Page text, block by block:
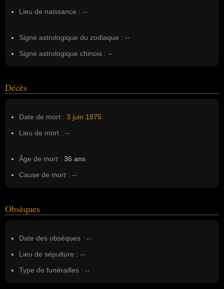
Lieu de naissance : --
Signe astrologique du zodiaque : --
Signe astrologique chinois : --
Décès
Date de mort : 3 juin 1875
Lieu de mort : --
Âge de mort : 36 ans
Cause de mort : --
Obsèques
Date des obsèques : --
Lieu de sépulture : --
Type de funérailles : --